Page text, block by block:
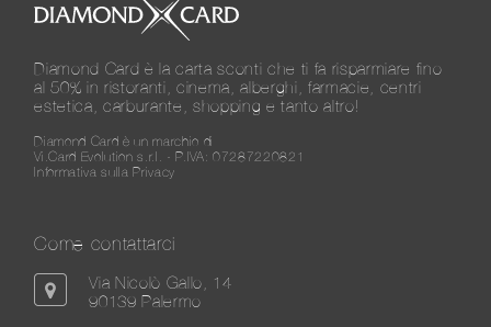
Diamond Card è la carta sconti che ti fa risparmiare fino
al 50% in ristoranti, cinema, alberghi, farmacie, centri
estetica, carburante, shopping e tanto altro!
Diamond Card è un marchio di
Vi.Card Evolution s.r.l. - P.IVA: 07287220821
Informativa sulla Privacy
Come contattarci
Via Nicolò Gallo, 14
90139 Palermo